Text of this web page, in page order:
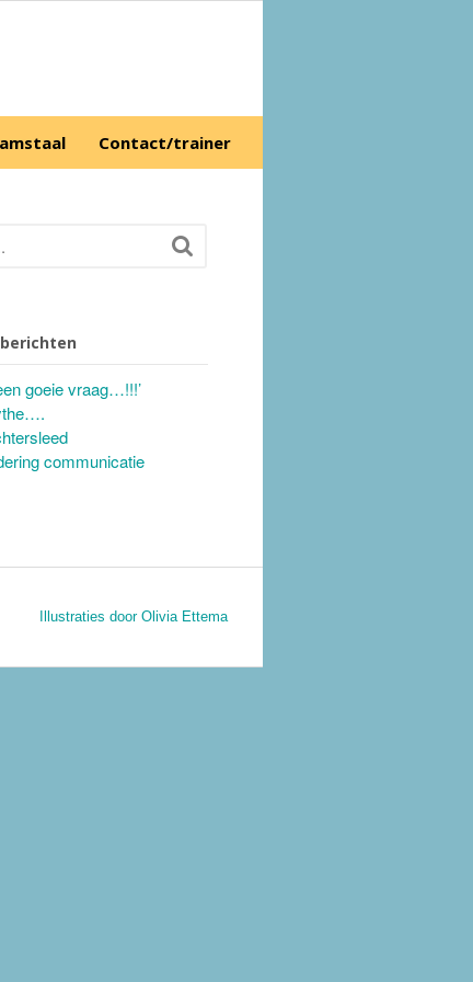
Contact/trainer
goeie vraag…!!!’
communicatie
Illustraties door Olivia Ettema